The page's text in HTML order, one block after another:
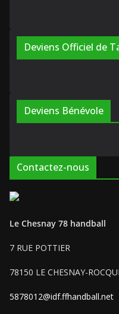
Deviens Officiel de
Deviens Bénévole
Contactez-nous
Le Chesnay 78 handball
7 RUE POTTIER
78150 LE CHESNAY-
5878012@idf.ffhandball.net